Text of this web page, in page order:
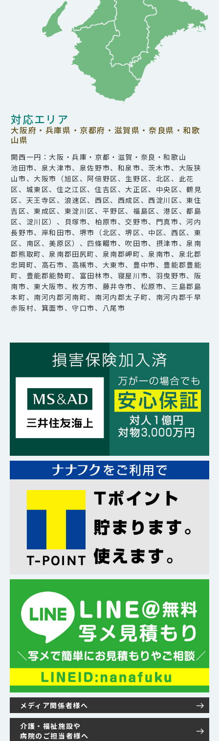
対応エリア
大阪府・兵庫県・京都府・滋賀県・奈良県・和歌
山県
関西一円：大阪・兵庫・京都・滋賀・奈良・和歌山
池田市、泉大津市、泉佐野市、和泉市、茨木市、大阪狭
山市、大阪市（旭区、阿倍野区、生野区、北区、此花
区、城東区、住之江区、住吉区、大正区、中央区、鶴見
区、天王寺区、浪速区、西区、西成区、西淀川区、東住
吉区、東成区、東淀川区、平野区、福島区、港区、都島
区、淀川区）、貝塚市、柏原市、交野市、門真市、河内
長野市、岸和田市、堺市（北区、堺区、中区、西区、東
区、南区、美原区）、四條畷市、吹田市、摂津市、泉南
郡熊取町、泉南郡田尻町、泉南郡岬町、泉南市、泉北郡
忠岡町、高石市、高槻市、大東市、豊中市、豊能郡豊能
町、豊能郡能勢町、富田林市、寝屋川市、羽曳野市、阪
南市、東大阪市、枚方市、藤井寺市、松原市、三島郡島
本町、南河内郡河南町、南河内郡太子町、南河内郡千早
赤阪村、箕面市、守口市、八尾市
メディア関係者様へ
介護・福祉施設や
病院のご担当者様へ